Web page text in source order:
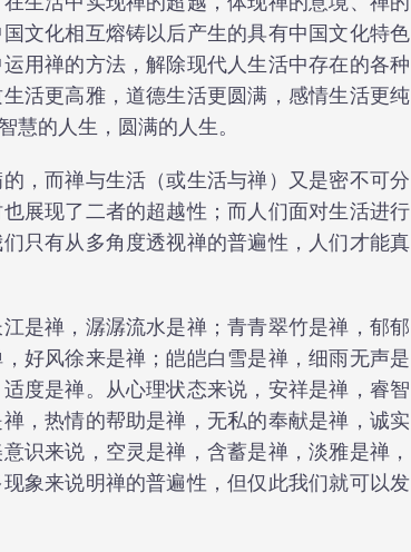
文化相互熔铸以后产生的具有中国文化特色
用禅的方法，解除现代人生活中存在的各种
活更高雅，道德生活更圆满，感情生活更纯
的人生，圆满的人生。
，而禅与生活（或生活与禅）又是密不可分
展现了二者的超越性；而人们面对生活进行
只有从多角度透视禅的普遍性，人们才能真
是禅，潺潺流水是禅；青青翠竹是禅，郁郁
好风徐来是禅；皑皑白雪是禅，细雨无声是
度是禅。从心理状态来说，安祥是禅，睿智
，热情的帮助是禅，无私的奉献是禅，诚实
识来说，空灵是禅，含蓄是禅，淡雅是禅，
象来说明禅的普遍性，但仅此我们就可以发